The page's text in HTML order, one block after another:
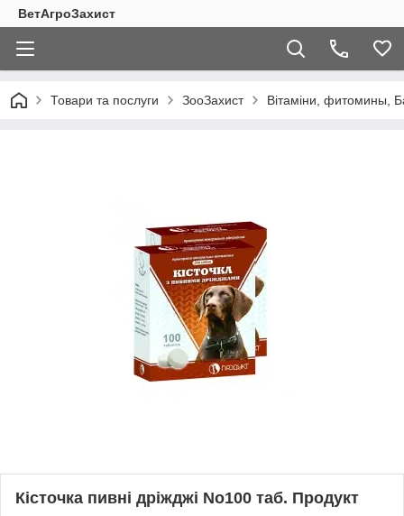
ВетАгроЗахист
Товари та послуги ЗооЗахист Вітаміни, фитомины,
Кісточка пивні дріжджі No100 таб. Продукт